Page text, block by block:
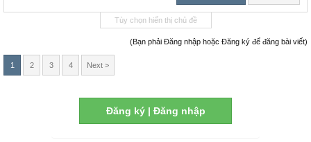
Tùy chọn hiển thị chủ đề
(Bạn phải Đăng nhập hoặc Đăng ký để đăng bài viết)
1 2 3 4 Next >
Đăng ký | Đăng nhập